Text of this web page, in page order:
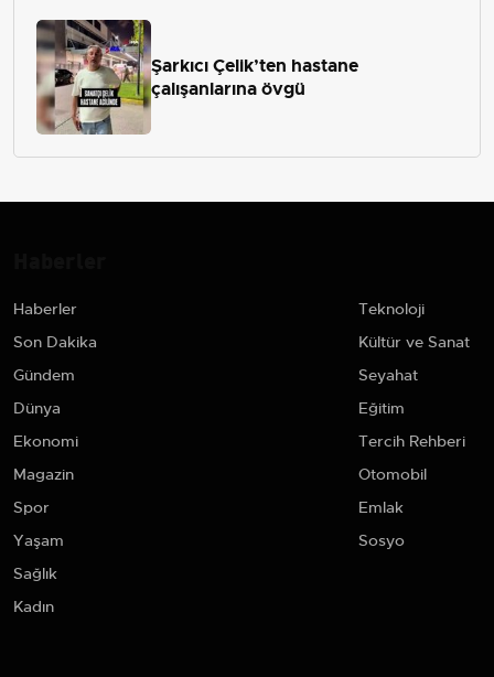
Şarkıcı Çelik’ten hastane
çalışanlarına övgü
Haberler
Son Dakika
Gündem
Dünya
Ekonomi
Magazin
Spor
Yaşam
Sağlık
Kadın
Teknoloji
Kültür ve Sanat
Seyahat
Eğitim
Tercih Rehberi
Otomobil
Emlak
Sosyo